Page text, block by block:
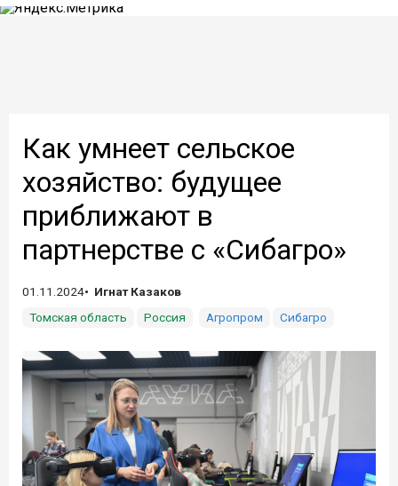
Как умнеет сельское
хозяйство: будущее
приближают в
партнерстве с «Сибагро»
01.11.2024
Игнат Казаков
Томская область
Россия Агропром Сибагро